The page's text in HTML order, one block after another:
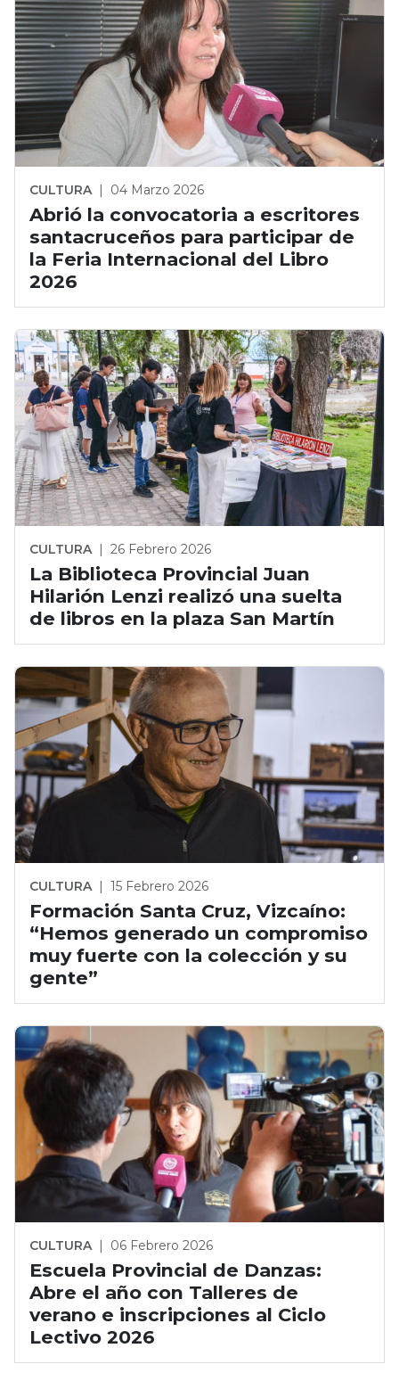
CULTURA | 04 Marzo 2026
Abrió la convocatoria a escritores
santacruceños para participar de
la Feria Internacional del Libro
2026
CULTURA | 26 Febrero 2026
La Biblioteca Provincial Juan
Hilarión Lenzi realizó una suelta
de libros en la plaza San Martín
CULTURA | 15 Febrero 2026
Formación Santa Cruz, Vizcaíno:
“Hemos generado un compromiso
muy fuerte con la colección y su
gente”
CULTURA | 06 Febrero 2026
Escuela Provincial de Danzas:
Abre el año con Talleres de
verano e inscripciones al Ciclo
Lectivo 2026